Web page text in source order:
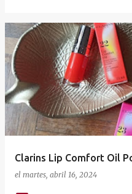
Clarins Lip Comfort Oil
el martes, abril 16, 2024